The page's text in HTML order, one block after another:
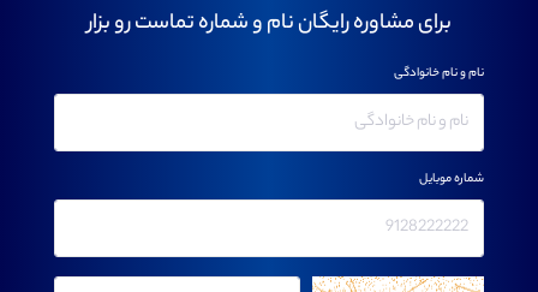
برای مشاوره رایگان نام و شماره تماست رو بزار
نام و نام خانوادگی
شماره موبایل